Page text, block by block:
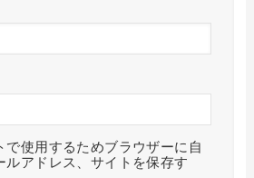
で使用するためブラウザーに自
ルアドレス、サイトを保存す